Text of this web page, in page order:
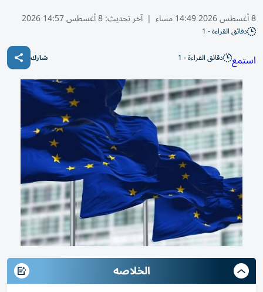
8 أغسطس 2026 14:49 مساء | آخر تحديث:8 أغسطس 14:57 2026
دقائق القراءة - 1
استمع دقائق القراءة - 1 شارك
الخلاصه